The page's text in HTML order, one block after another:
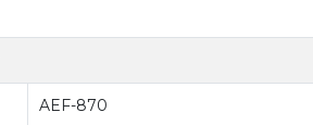
AEF-870